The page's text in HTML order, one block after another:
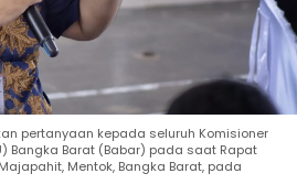
pertanyaan kepada seluruh Komisioner
Bangka Barat (Babar) pada saat Rapat
Mentok, Bangka Barat, pada